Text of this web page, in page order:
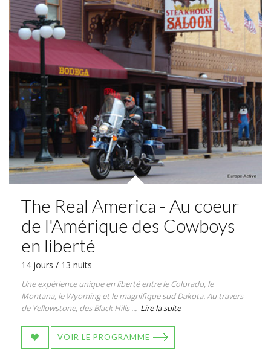
The Real America - Au coeur
de l'Amérique des Cowboys
en liberté
14 jours / 13 nuits
Une expérience unique en liberté entre le Colorado, le
Montana, le Wyoming et le magnifique sud Dakota. Au travers
de Yellowstone, des Black Hills ... Lire la suite
VOIR LE PROGRAMME